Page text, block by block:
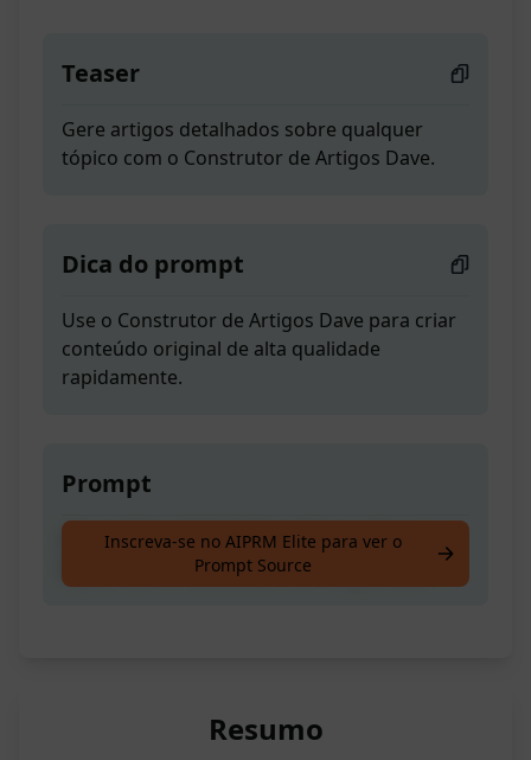
Teaser
Gere artigos detalhados sobre qualquer
tópico com o Construtor de Artigos Dave.
Dica do prompt
Use o Construtor de Artigos Dave para criar
conteúdo original de alta qualidade
rapidamente.
Prompt
Gere artigos detalhados sobre qualquer
tópico com o Construtor de Artigos Dave.
Inscreva-se no AIPRM Elite para ver o
Prompt Source
Resumo